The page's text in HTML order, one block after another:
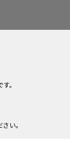
。
い。